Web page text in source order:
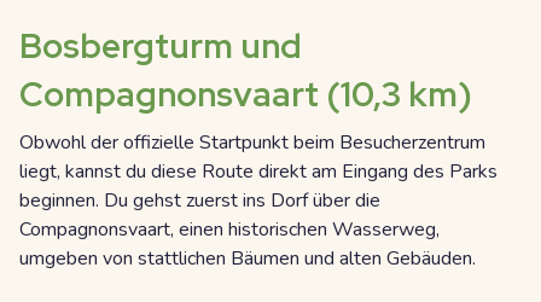
Bosbergturm und
Compagnonsvaart (10,3 km)
Obwohl der offizielle Startpunkt beim Besucherzentrum
liegt, kannst du diese Route direkt am Eingang des Parks
beginnen. Du gehst zuerst ins Dorf über die
Compagnonsvaart, einen historischen Wasserweg,
umgeben von stattlichen Bäumen und alten Gebäuden.